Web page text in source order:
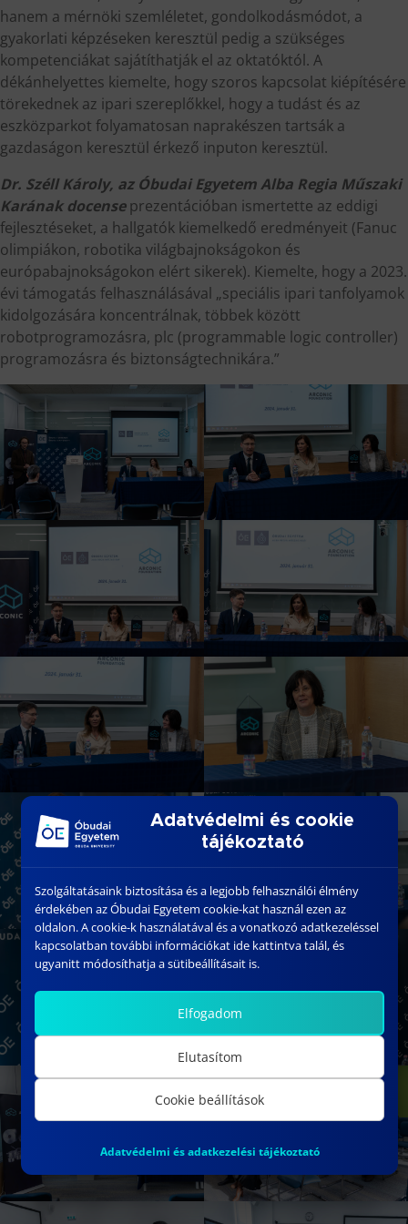
hanem a mérnöki szemléletet, gondolkodásmódot, a
gyakorlati képzéseken keresztül pedig a szükséges
kompetenciákat sajátíthatják el az oktatóktól. A
dékánhelyettes kiemelte, hogy szoros kapcsolat kiépítésére
törekednek az ipari szereplőkkel, hogy a tudást és az
eszközparkot folyamatosan naprakészen tartsák a
gazdaságon keresztül érkező inputon keresztül.
Dr. Széll Károly, az Óbudai Egyetem Alba Regia Műszaki
Karának docenseprezentációban ismertette az eddigi
fejlesztéseket, a hallgatók kiemelkedő eredményeit (Fanuc
olimpiákon, robotika világbajnokságokon és
európabajnokságokon elért sikerek). Kiemelte, hogy a 2023.
évi támogatás felhasználásával „speciális ipari tanfolyamok
kidolgozására koncentrálnak, többek között
robotprogramozásra, plc (programmable logic controller)
programozásra és biztonságtechnikára.”
Adatvédelmi és cookie
tájékoztató
Szolgáltatásaink biztosítása és a legjobb felhasználói élmény
érdekében az Óbudai Egyetem cookie-kat használ ezen az
oldalon. A cookie-k használatával és a vonatkozó adatkezeléssel
kapcsolatban további információkat ide kattintva talál, és
ugyanitt módosíthatja a sütibeállításait is.
Elfogadom
Elutasítom
Cookie beállítások
Adatvédelmi és adatkezelési tájékoztató